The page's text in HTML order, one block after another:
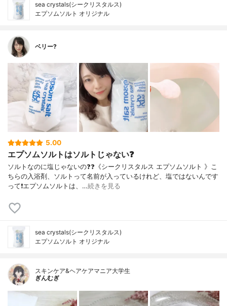
sea crystals(シークリスタルス)
エプソムソルト オリジナル
ベリー?
5.00
エプソムソルトはソルトじゃない❓
ソルトなのに塩じゃないの❓❓《シークリスタルス エプソムソルト 》こ
ちらの入浴剤、ソルトって名前が入っているけれど、塩ではないんです
って❗️エプソムソルトは、…続きを見る
sea crystals(シークリスタルス)
エプソムソルト オリジナル
スキンケア&ヘアケアマニア大学生
ぎんむぎ